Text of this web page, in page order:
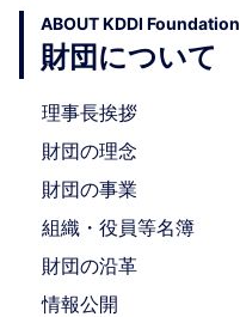
ABOUT KDDI Foundation
財団について
理事長挨拶
財団の理念
財団の事業
組織・役員等名簿
財団の沿革
情報公開